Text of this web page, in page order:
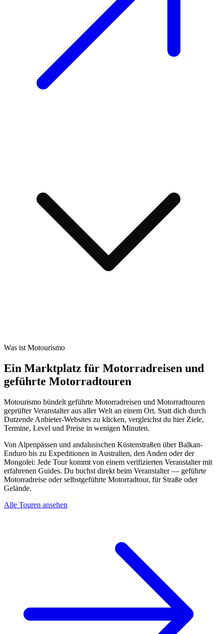
Was ist Motourismo
Ein Marktplatz für Motorradreisen und
geführte Motorradtouren
Motourismo bündelt geführte Motorradreisen und Motorradtouren
geprüfter Veranstalter aus aller Welt an einem Ort. Statt dich durch
Dutzende Anbieter-Websites zu klicken, vergleichst du hier Ziele,
Termine, Level und Preise in wenigen Minuten.
Von Alpenpässen und andalusischen Küstenstraßen über Balkan-
Enduro bis zu Expeditionen in Australien, den Anden oder der
Mongolei: Jede Tour kommt von einem verifizierten Veranstalter mit
erfahrenen Guides. Du buchst direkt beim Veranstalter — geführte
Motorradreise oder selbstgeführte Motorradtour, für Straße oder
Gelände.
Alle Touren ansehen